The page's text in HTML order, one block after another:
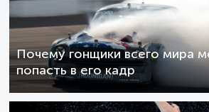
Почему гонщики всего мира
попасть в его кадр